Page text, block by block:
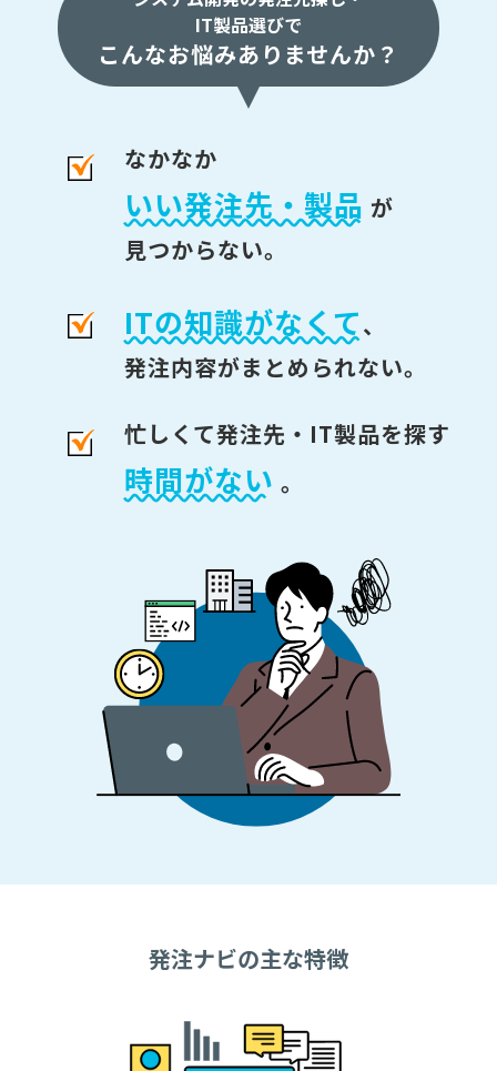
IT製品選びで
こんなお悩みありませんか？
なかなか
いい発注先・製品 が
見つからない。
ITの知識がなくて、
発注内容がまとめられない。
忙しくて発注先・IT製品を探す
時間がない 。
発注ナビの主な特徴